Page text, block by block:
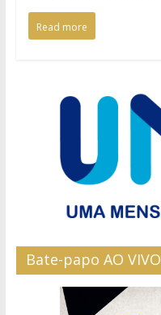
Read more
Bate-papo AO VIVO